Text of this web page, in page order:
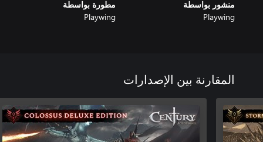
منشور بواسطة
Playwing
مطورة بواسطة
Playwing
المقارنة بين الإصدارات